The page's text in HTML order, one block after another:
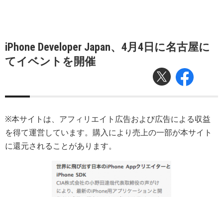
iPhone Developer Japan、4月4日に名古屋に
てイベントを開催
※本サイトは、アフィリエイト広告および広告による収益
を得て運営しています。購入により売上の一部が本サイト
に還元されることがあります。